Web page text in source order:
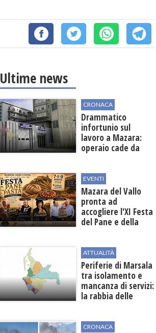
Ultime news
CRONACA
Drammatico
infortunio sul
lavoro a Mazara:
operaio cade da
EVENTI
Mazara del Vallo
pronta ad
accogliere l'XI Festa
del Pane e della
ATTUALITÀ
Periferie di Marsala
tra isolamento e
mancanza di servizi:
la rabbia delle
CRONACA